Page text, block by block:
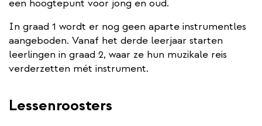
een hoogtepunt voor jong en oud.
In graad 1 wordt er nog geen aparte instrumentles
aangeboden. Vanaf het derde leerjaar starten
leerlingen in graad 2, waar ze hun muzikale reis
verderzetten mét instrument.
Lessenroosters